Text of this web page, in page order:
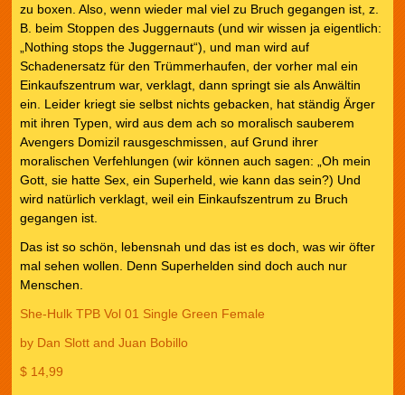
zu boxen. Also, wenn wieder mal viel zu Bruch gegangen ist, z.
B. beim Stoppen des Juggernauts (und wir wissen ja eigentlich:
„Nothing stops the Juggernaut“), und man wird auf
Schadenersatz für den Trümmerhaufen, der vorher mal ein
Einkaufszentrum war, verklagt, dann springt sie als Anwältin
ein. Leider kriegt sie selbst nichts gebacken, hat ständig Ärger
mit ihren Typen, wird aus dem ach so moralisch sauberem
Avengers Domizil rausgeschmissen, auf Grund ihrer
moralischen Verfehlungen (wir können auch sagen: „Oh mein
Gott, sie hatte Sex, ein Superheld, wie kann das sein?) Und
wird natürlich verklagt, weil ein Einkaufszentrum zu Bruch
gegangen ist.
Das ist so schön, lebensnah und das ist es doch, was wir öfter
mal sehen wollen. Denn Superhelden sind doch auch nur
Menschen.
She-Hulk TPB Vol 01 Single Green Female
by Dan Slott and Juan Bobillo
$ 14,99